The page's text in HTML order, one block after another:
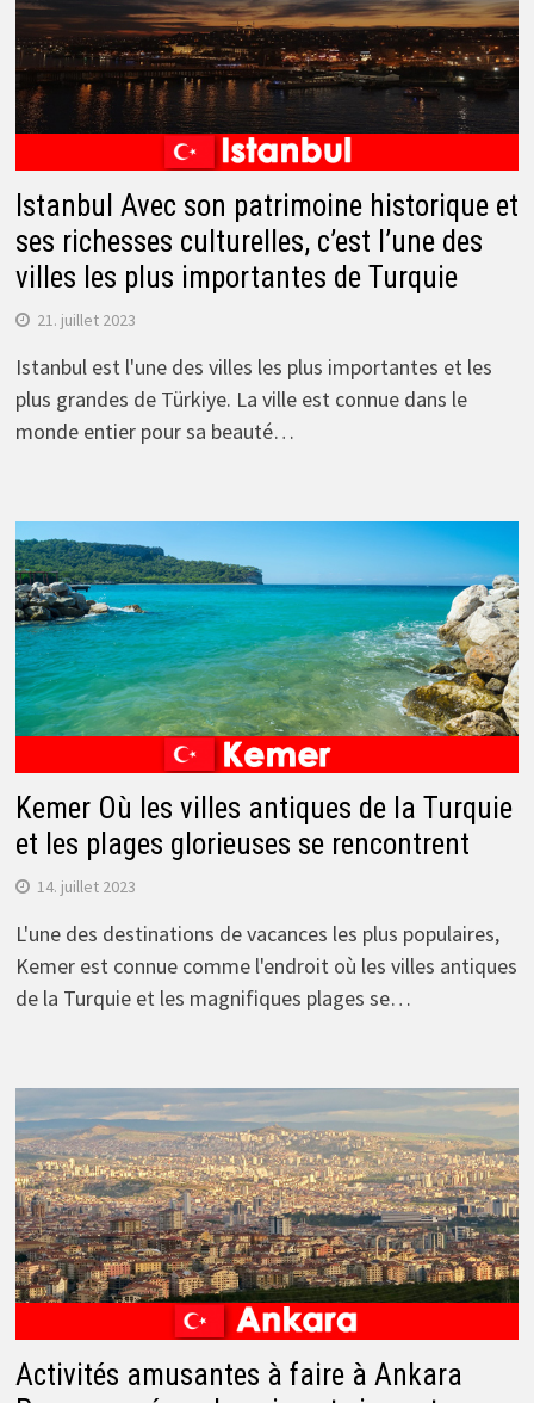
Istanbul Avec son patrimoine historique et
ses richesses culturelles, c’est l’une des
villes les plus importantes de Turquie
21. juillet 2023
Istanbul est l'une des villes les plus importantes et les
plus grandes de Türkiye. La ville est connue dans le
monde entier pour sa beauté…
Kemer Où les villes antiques de la Turquie
et les plages glorieuses se rencontrent
14. juillet 2023
L'une des destinations de vacances les plus populaires,
Kemer est connue comme l'endroit où les villes antiques
de la Turquie et les magnifiques plages se…
Activités amusantes à faire à Ankara